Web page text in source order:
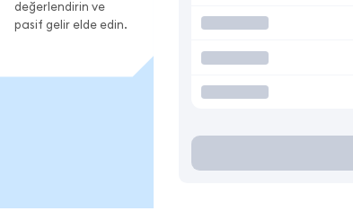
değerlendirin ve
pasif gelir elde edin.